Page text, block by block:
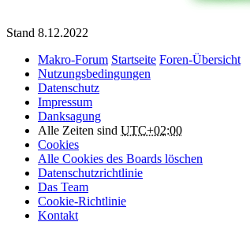
Stand 8.12.2022
Makro-Forum Startseite Foren-Übersicht
Nutzungsbedingungen
Datenschutz
Impressum
Danksagung
Alle Zeiten sind UTC+02:00
Cookies
Alle Cookies des Boards löschen
Datenschutzrichtlinie
Das Team
Cookie-Richtlinie
Kontakt